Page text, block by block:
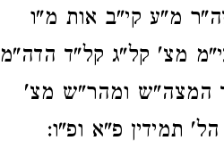
מ"ע קי"ב אות מ"ו
מצ' קל"ג קל"ד הדה"מ
המצה"ש ומהר"ש מצ'
תמידין פ"א ופ"ו: